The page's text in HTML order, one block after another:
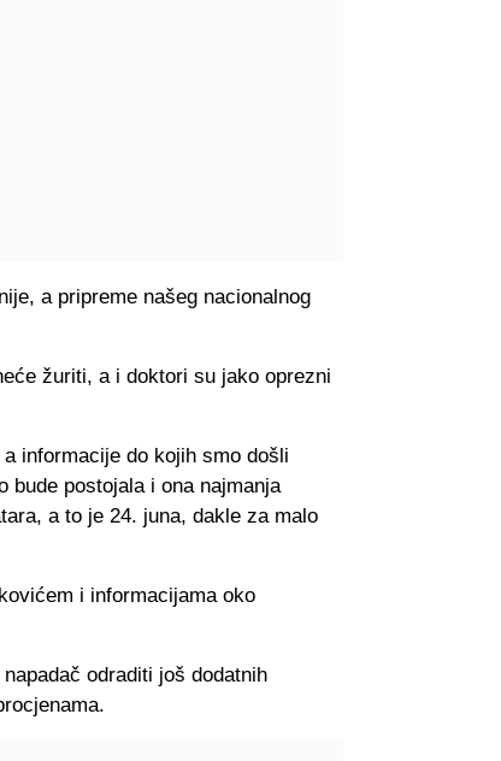
a pripreme našeg nacionalnog
žuriti, a i doktori su jako oprezni
informacije do kojih smo došli
bude postojala i ona najmanja
a to je 24. juna, dakle za malo
i informacijama oko
odraditi još dodatnih